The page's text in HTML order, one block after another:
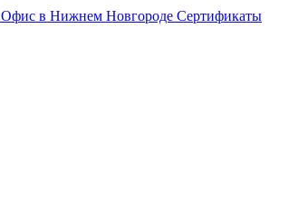
Офис в Нижнем Новгороде Сертификаты